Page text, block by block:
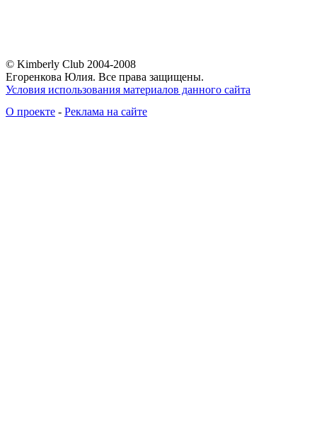
© Kimberly Club 2004-2008
Егоренкова Юлия. Все права защищены.
Условия использования материалов данного сайта
О проекте - Реклама на сайте